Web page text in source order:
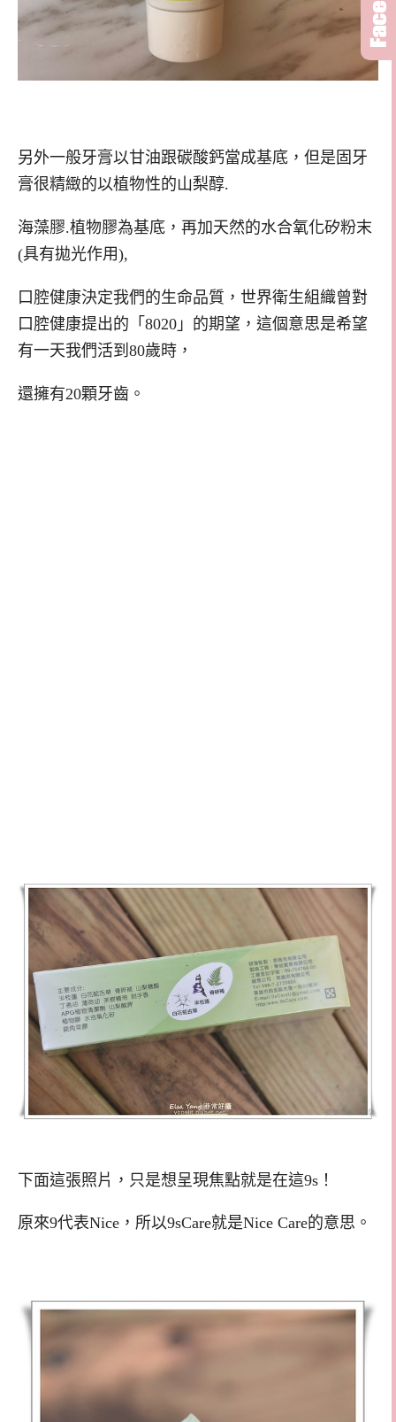
另外一般牙膏以甘油跟碳酸鈣當成基底，但是固牙
膏很精緻的以植物性的山梨醇.
海藻膠.植物膠為基底，再加天然的水合氧化矽粉末
(具有拋光作用),
口腔健康決定我們的生命品質，世界衛生組織曾對
口腔健康提出的「8020」的期望，這個意思是希望
有一天我們活到80歲時，
還擁有20顆牙齒。
下面這張照片，只是想呈現焦點就是在這9s！
原來9代表Nice，所以9sCare就是Nice Care的意思。